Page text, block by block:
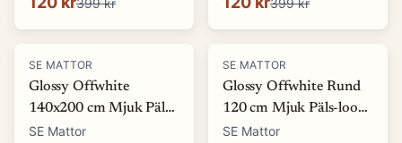
399 kr 399 kr
-77 %
SE MATTOR
Glossy Offwhite
140x200 cm Mjuk Päls-
look Matta
SE Mattor
-57%
SE MATTOR
Glossy Offwhite Rund
120 cm Mjuk Päls-look
Matta
SE Mattor